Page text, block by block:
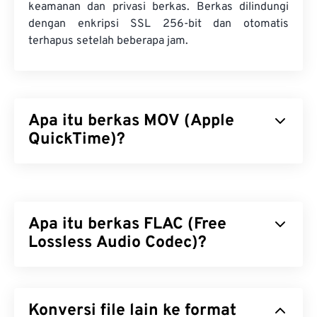
keamanan dan privasi berkas. Berkas dilindungi
dengan enkripsi SSL 256-bit dan otomatis
terhapus setelah beberapa jam.
Apa itu berkas MOV (Apple
QuickTime)?
dikenal bermanfaat untuk menyimpan berkas
multimedia ke perangkat pengguna. Salah satu
Apa itu berkas FLAC (Free
Lossless Audio Codec)?
Sesuai dengan kata "lossless" pada namanya,
Konversi file lain ke format